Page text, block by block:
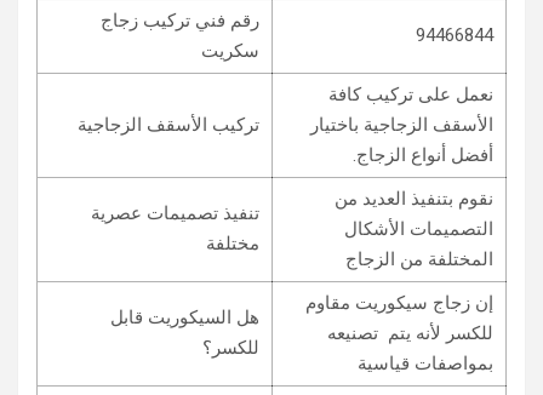
94466844‏
رقم فني تركيب زجاج
سكريت
نعمل على تركيب كافة
الأسقف الزجاجية باختيار
أفضل أنواع الزجاج.
تركيب الأسقف الزجاجية
نقوم بتنفيذ العديد من
التصميمات الأشكال
المختلفة من الزجاج
تنفيذ تصميمات عصرية
مختلفة
إن زجاج سيكوريت مقاوم
للكسر لأنه يتم تصنيعه
بمواصفات قياسية
هل السيكوريت قابل
للكسر؟